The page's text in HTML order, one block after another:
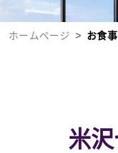
ホームページ お食事
米